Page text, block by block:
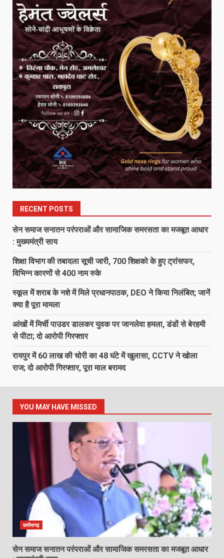
RECENT POSTS
सेन समाज सनातन परंपराओं और सामाजिक समरसता का मजबूत आधार
: मुख्यमंत्री साय
शिक्षा विभाग की तबादला सूची जारी, 700 शिक्षको के हुए ट्रांसफर,
विभिन्न कारणों से 400 नाम रुके
स्कूल में शराब के नशे में मिले प्रधानपाठक, DEO ने किया निलंबित; जानें
क्या है पूरा मामला
आंखों में मिर्ची पाउडर डालकर युवक पर जानलेवा हमला, डंडों से बेरहमी
से पीटा; दो आरोपी गिरफ्तार
रायपुर में 60 लाख की चोरी का 48 घंटे में खुलासा, CCTV ने खोला
राज; दो आरोपी गिरफ्तार, पूरा माल बरामद
YOU MAY HAVE MISSED
छत्तीसगढ़
सेन समाज सनातन परंपराओं और सामाजिक समरसता का मजबूत आधार